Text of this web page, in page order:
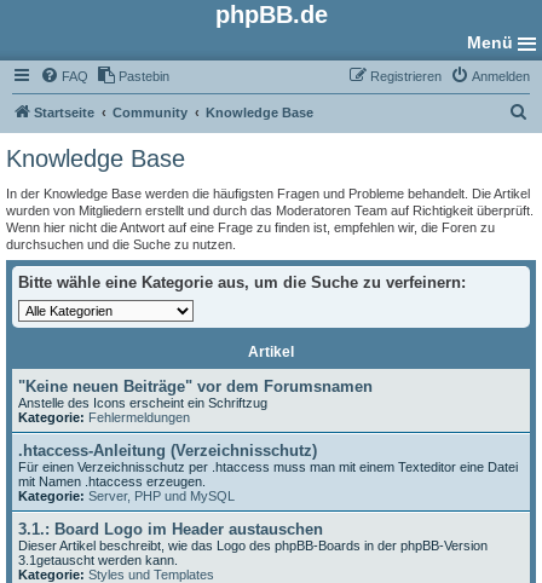
phpBB.de
Menü
FAQ Pastebin Anmelden
Registrieren
Startseite Community Knowledge Base
h
Knowledge Base
In der Knowledge Base werden die häufigsten Fragen und Probleme behandelt. Die Artikel
wurden von Mitgliedern erstellt und durch das Moderatoren Team auf Richtigkeit überprüft.
Wenn hier nicht die Antwort auf eine Frage zu finden ist, empfehlen wir, die Foren zu
durchsuchen und die Suche zu nutzen.
Bitte wähle eine Kategorie aus, um die Suche zu verfeinern:
Artikel
"Keine neuen Beiträge" vor dem Forumsnamen
Anstelle des Icons erscheint ein Schriftzug
Kategorie: Fehlermeldungen
.htaccess-Anleitung (Verzeichnisschutz)
Für einen Verzeichnisschutz per .htaccess muss man mit einem Texteditor eine Datei
mit Namen .htaccess erzeugen.
Kategorie: Server, PHP und MySQL
3.1.: Board Logo im Header austauschen
Dieser Artikel beschreibt, wie das Logo des phpBB-Boards in der phpBB-Version
3.1getauscht werden kann.
Kategorie: Styles und Templates